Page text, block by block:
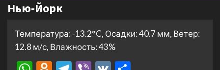
Нью-Йорк
Температура: -13.2°C, Осадки: 40.7 мм, Ветер:
12.8 м/с, Влажность: 43%